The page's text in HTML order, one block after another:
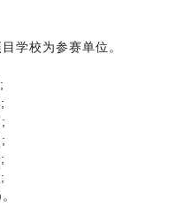
学校为参赛单位。